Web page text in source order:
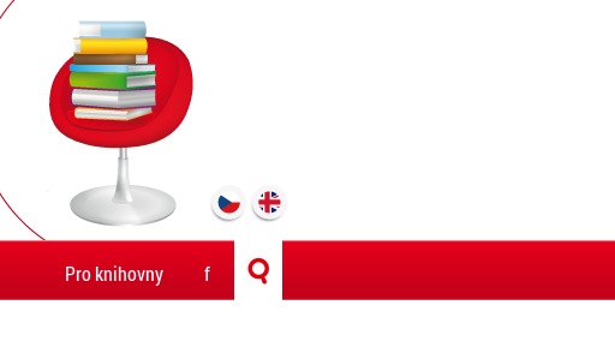
Pro knihovny f